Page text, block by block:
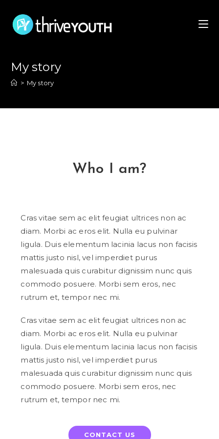
My story
> My story
Who I am?
Cras vitae sem ac elit feugiat ultrices non ac
diam. Morbi ac eros elit. Nulla eu pulvinar
ligula. Duis elementum lacinia lacus non facisis
mattis justo nisl, vel imperdiet purus
malesuada quis curabitur dignissim nunc quis
commodo posuere. Morbi sem eros, nec
rutrum et, tempor nec mi.
Cras vitae sem ac elit feugiat ultrices non ac
diam. Morbi ac eros elit. Nulla eu pulvinar
ligula. Duis elementum lacinia lacus non facisis
mattis justo nisl, vel imperdiet purus
malesuada quis curabitur dignissim nunc quis
commodo posuere. Morbi sem eros, nec
rutrum et, tempor nec mi.
CONTACT US